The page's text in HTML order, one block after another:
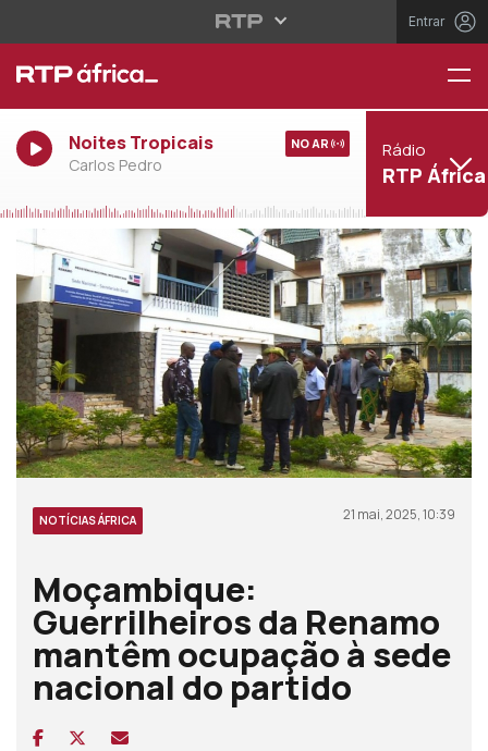
Entrar
Noites Tropicais
Carlos Pedro
NO AR Rádio
RTP África
NOTÍCIAS ÁFRICA 21 mai, 2025, 10:39
Moçambique:
Guerrilheiros da Renamo
mantêm ocupação à sede
nacional do partido